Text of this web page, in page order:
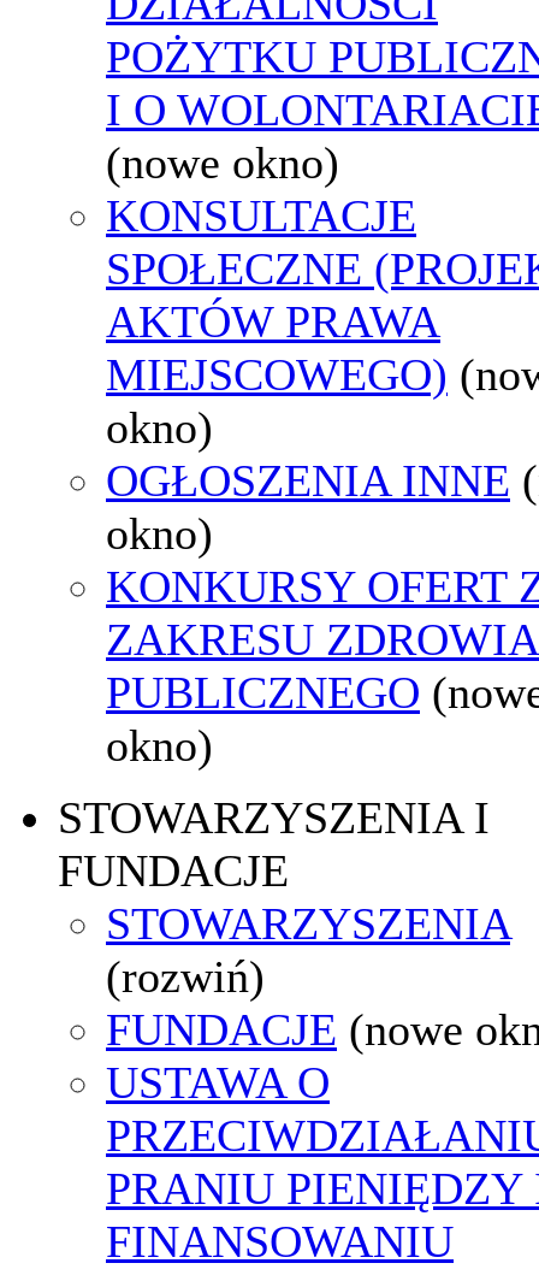
POŻYTKU
I O
(nowe okno)
KONSULTACJE
SPOŁECZNE
AKTÓW PRAWA
MIEJSCOWEGO)
okno)
OGŁOSZENIA INNE
okno)
KONKURSY OFERT
ZAKRESU ZDROWIA
PUBLICZNEGO
okno)
STOWARZYSZENIA I
FUNDACJE
STOWARZYSZENIA
(rozwiń)
FUNDACJE (nowe
USTAWA O
PRANIU PIENIĘDZY
FINANSOWANIU